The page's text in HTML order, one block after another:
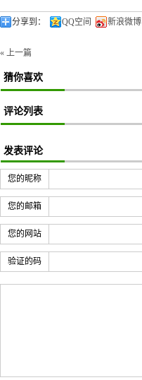
分享到： QQ空间 新浪微博
« 上一篇
猜你喜欢
评论列表
发表评论
您的昵称
您的邮箱
您的网站
验证的码